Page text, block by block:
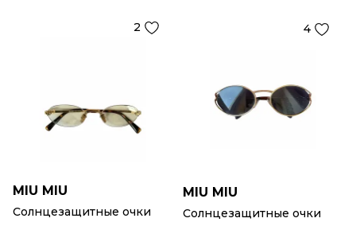
2
MIU MIU
Солнцезащитные очки
4
MIU MIU
Солнцезащитные очки